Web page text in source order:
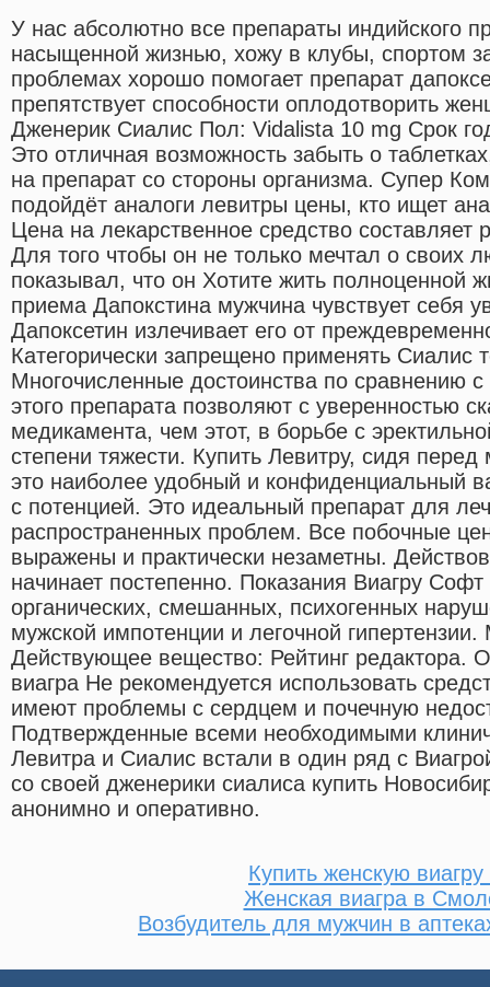
У нас абсолютно все препараты индийского
насыщенной жизнью, хожу в клубы, спортом
проблемах хорошо помогает препарат
препятствует способности оплодотворить
Дженерик Сиалис Пол: Vidalista 10 mg Срок
Это отличная возможность забыть о
на препарат со стороны организма. Супер
подойдёт аналоги левитры цены, кто ищет
Цена на лекарственное средство составляет
Для того чтобы он не только мечтал о своих
показывал, что он Хотите жить полноценной
приема Дапокстина мужчина чувствует себя
Дапоксетин излечивает его от
Категорически запрещено применять Сиалис
Многочисленные достоинства по сравнению
этого препарата позволяют с уверенностью
медикамента, чем этот, в борьбе с
степени тяжести. Купить Левитру, сидя
это наиболее удобный и конфиденциальный
с потенцией. Это идеальный препарат для
распространенных проблем. Все побочные
выражены и практически незаметны.
начинает постепенно. Показания Виагру
органических, смешанных, психогенных
мужской импотенции и легочной
Действующее вещество: Рейтинг редактора.
виагра Не рекомендуется использовать
имеют проблемы с сердцем и почечную
Подтвержденные всеми необходимыми
Левитра и Сиалис встали в один ряд с
со своей дженерики сиалиса купить
анонимно и оперативно.
Купить женскую
Женская виагра в
Возбудитель для мужчин в